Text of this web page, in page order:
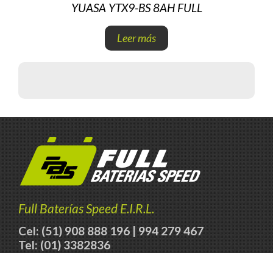
YUASA YTX9-BS 8AH FULL
Leer más
Full Baterías Speed E.I.R.L.
Cel: (51) 908 888 196 | 994 279 467
Tel: (01) 3382836